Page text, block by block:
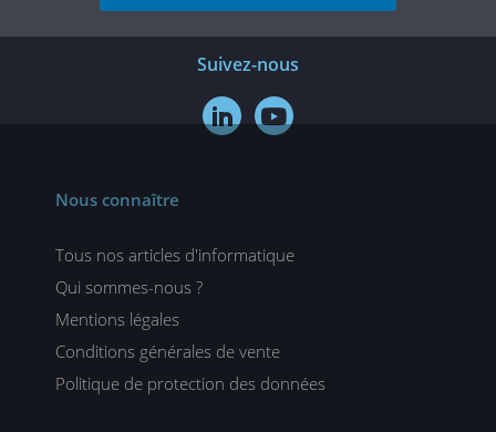
Suivez-nous
 
Nous connaître
Tous nos articles d'informatique
Qui sommes-nous ?
Mentions légales
Conditions générales de vente
Politique de protection des données